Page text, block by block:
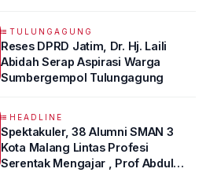
TULUNGAGUNG
Reses DPRD Jatim, Dr. Hj. Laili
Abidah Serap Aspirasi Warga
Sumbergempol Tulungagung
HEADLINE
Spektakuler, 38 Alumni SMAN 3
Kota Malang Lintas Profesi
Serentak Mengajar , Prof Abdul